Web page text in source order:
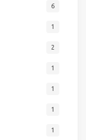
6
1
2
1
1
1
1